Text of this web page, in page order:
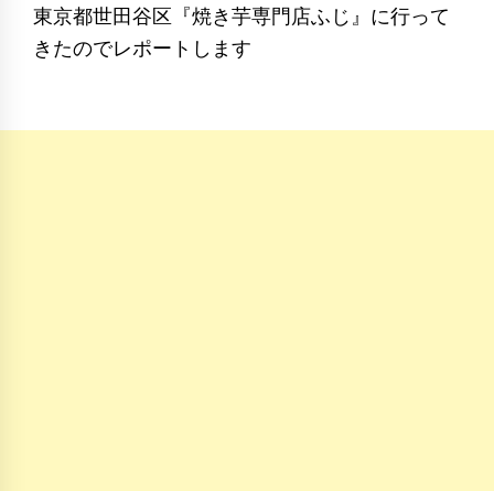
東京都世田谷区『焼き芋専門店ふじ』に行って
きたのでレポートします